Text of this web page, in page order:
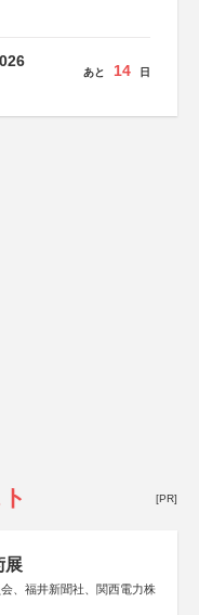
あと 14 日
[PR]
展
、福井新聞社、関西電力株